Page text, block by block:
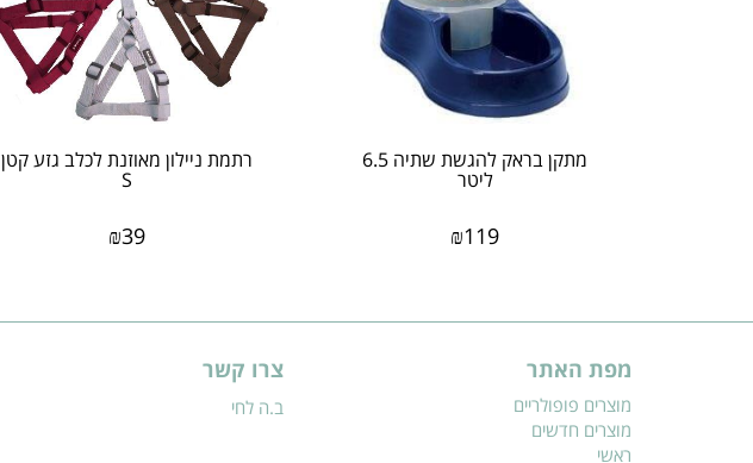
מתקן בראק להגשת שתיה 6.5
ליטר
₪119
רתמת ניילון מאוזנת לכלב גזע קטן
S
₪39
מפת האתר
מוצרים פופולריים
מוצרים חדשים
ראשי
צרו קשר
ב.ה לחי